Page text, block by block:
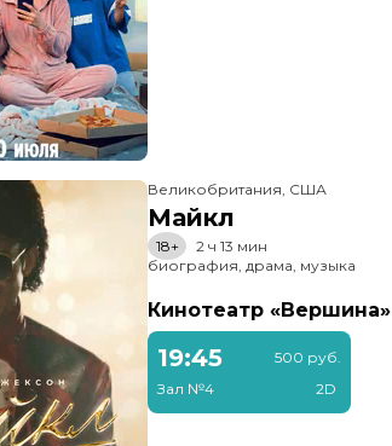
Великобритания, США
Майкл
18+
2 ч 13 мин
биография, драма, музыка
Кинотеатр «Вершина»
19:45
Зал №4
500 руб.
2D